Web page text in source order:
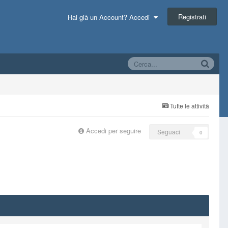
Hai già un Account? Accedi Registrati
Tutte le attività
Accedi per seguire Seguaci 0